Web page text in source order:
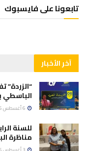
تابعونا على فايسبوك
آخر الأخبار
“الزردة”
للسنة
مناظرة